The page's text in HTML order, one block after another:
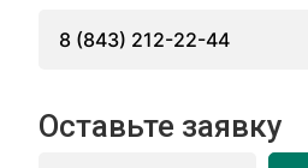
8 (843) 212-22-44
Оставьте заявку